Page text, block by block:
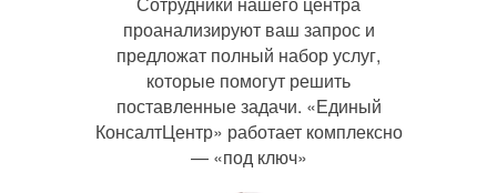
проанализируют ваш запрос и
предложат полный набор услуг,
которые помогут решить
поставленные задачи. «Единый
КонсалтЦентр» работает комплексно
— «под ключ»